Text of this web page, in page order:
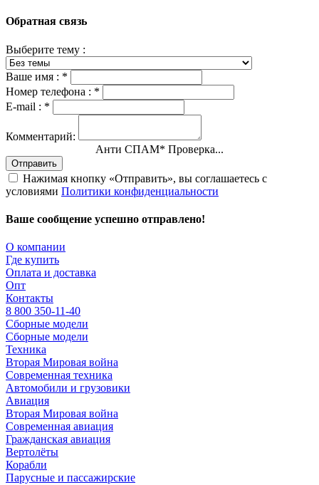
Обратная связь
Выберите тему :
Ваше имя : *
Номер телефона : *
E-mail : *
Комментарий:
Анти СПАМ* Проверка...
Отправить
Нажимая кнопку «Отправить», вы соглашаетесь с
условиями Политики конфиденциальности
Ваше сообщение успешно отправлено!
О компании
Где купить
Оплата и доставка
Опт
Контакты
8 800 350-11-40
Сборные модели
Сборные модели
Техника
Вторая Мировая война
Современная техника
Автомобили и грузовики
Авиация
Вторая Мировая война
Современная авиация
Гражданская авиация
Вертолёты
Корабли
Парусные и пассажирские